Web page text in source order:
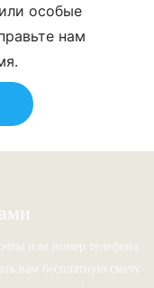
особые
нам
или номер телефона
вам бесплатную смету